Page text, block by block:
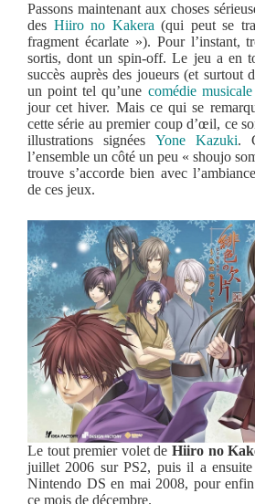
Passons maintenant aux choses
des Hiiro no Kakera (qui peut se
fragment écarlate »). Pour l’instant,
sortis, dont un spin-off. Le jeu a en
succès auprès des joueurs (et surtout
un point tel qu’une comédie musicale
jour cet hiver. Mais ce qui se
cette série au premier coup d’œil, ce
illustrations signées Yone Kazuki.
l’ensemble un côté un peu « shoujo
trouve s’accorde bien avec
de ces jeux.
Le tout premier volet deHiiro no
juillet 2006 sur PS2, puis il a ensuite
Nintendo DS en mai 2008, pour
ce mois de décembre.